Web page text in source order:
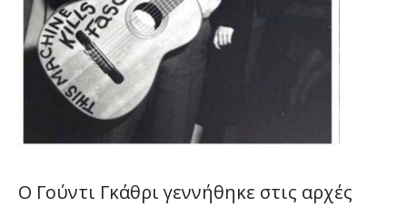
Ο Γούντι Γκάθρι γεννήθηκε στις αρχές